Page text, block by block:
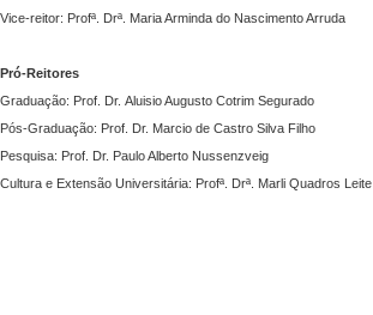
Vice-reitor: Profª. Drª. Maria Arminda do Nascimento Arruda
Pró-Reitores
Graduação: Prof. Dr. Aluisio Augusto Cotrim Segurado
Pós-Graduação: Prof. Dr. Marcio de Castro Silva Filho
Pesquisa: Prof. Dr. Paulo Alberto Nussenzveig
Cultura e Extensão Universitária: Profª. Drª. Marli Quadros Leite